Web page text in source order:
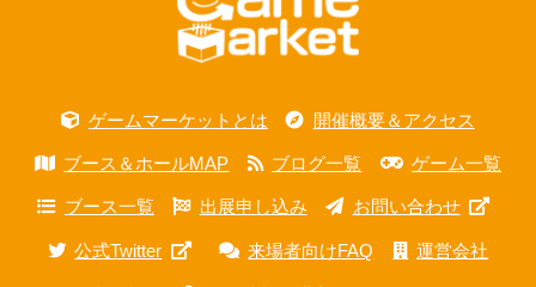
ゲームマーケットとは 開催概要＆アクセス
ブース＆ホールMAP ブログ一覧 ゲーム一覧
ブース一覧 出展申し込み お問い合わせ
公式Twitter 来場者向けFAQ 運営会社